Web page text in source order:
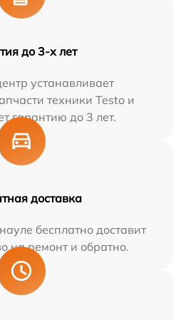
до 3-х лет
устанавливает
техники Testo и
гарантию до 3 лет.
доставка
бесплатно доставит
на ремонт и обратно.